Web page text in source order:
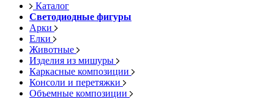
Каталог
Светодиодные фигуры
Арки
Елки
Животные
Изделия из мишуры
Каркасные композиции
Консоли и перетяжки
Объемные композиции